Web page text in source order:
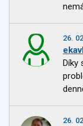
26.
Díky
26.